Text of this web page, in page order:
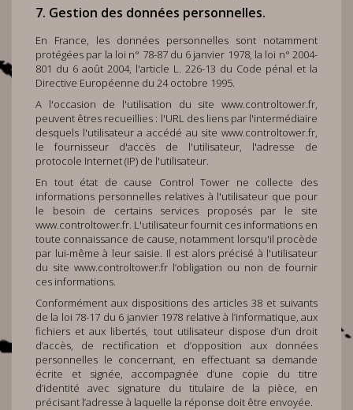
7. Gestion des données personnelles.
En France, les données personnelles sont notamment
protégées par la loi n° 78-87 du 6 janvier 1978, la loi n° 2004-
801 du 6 août 2004, l'article L. 226-13 du Code pénal et la
Directive Européenne du 24 octobre 1995.
A l'occasion de l'utilisation du site www.controltower.fr,
peuvent êtres recueillies : l'URL des liens par l'intermédiaire
desquels l'utilisateur a accédé au site www.controltower.fr,
le fournisseur d'accès de l'utilisateur, l'adresse de
protocole Internet (IP) de l'utilisateur.
En tout état de cause Control Tower ne collecte des
informations personnelles relatives à l'utilisateur que pour
le besoin de certains services proposés par le site
www.controltower.fr. L'utilisateur fournit ces informations en
toute connaissance de cause, notamment lorsqu'il procède
par lui-même à leur saisie. Il est alors précisé à l'utilisateur
du site www.controltower.fr l’obligation ou non de fournir
ces informations.
Conformément aux dispositions des articles 38 et suivants
de la loi 78-17 du 6 janvier 1978 relative à l’informatique, aux
fichiers et aux libertés, tout utilisateur dispose d’un droit
d’accès, de rectification et d’opposition aux données
personnelles le concernant, en effectuant sa demande
écrite et signée, accompagnée d’une copie du titre
d’identité avec signature du titulaire de la pièce, en
précisant l’adresse à laquelle la réponse doit être envoyée.